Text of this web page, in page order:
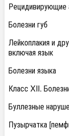
Рецидивирующие
Болезни губ
Лейкоплакия и
включая язык
Болезни языка
Класс XII.
Буллезные
Пузырчатка